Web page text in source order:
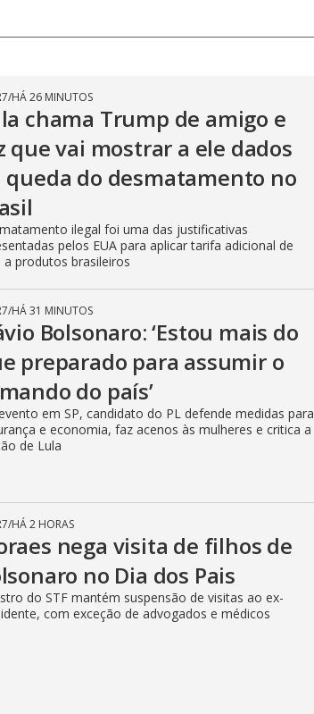
/HÁ 26 MINUTOS
chama Trump de amigo e
que vai mostrar a ele dados
queda do desmatamento no
ilegal foi uma das justificativas
pelos EUA para aplicar tarifa adicional de
a produtos brasileiros
/HÁ 31 MINUTOS
Bolsonaro: ‘Estou mais do
preparado para assumir o
do país’
em SP, candidato do PL defende medidas para
e economia, faz acenos às mulheres e critica a
de Lula
/HÁ 2 HORAS
nega visita de filhos de
no Dia dos Pais
do STF mantém suspensão de visitas ao ex-
com exceção de advogados e médicos